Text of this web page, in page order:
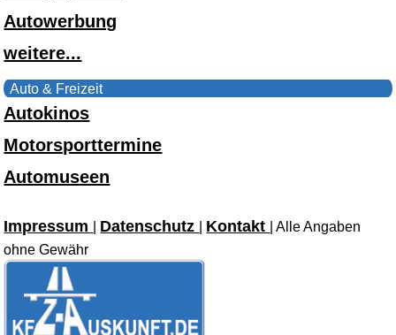
Autowerbung
weitere...
Auto & Freizeit
Autokinos
Motorsporttermine
Automuseen
Impressum Datenschutz Kontakt
| Alle Angaben
ohne Gewähr